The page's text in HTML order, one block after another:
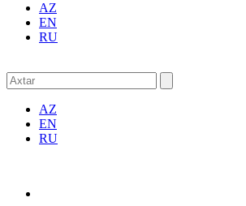
AZ
EN
RU
AZ
EN
RU